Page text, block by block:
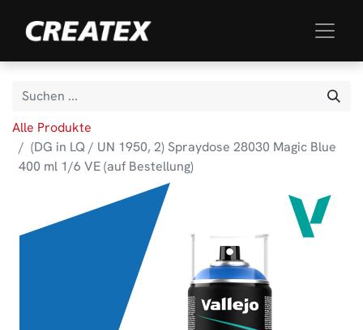
Alle Produkte
(DG in LQ / UN 1950, 2) Spraydose 28030 Magic Blue
400 ml 1/6 VE (auf Bestellung)